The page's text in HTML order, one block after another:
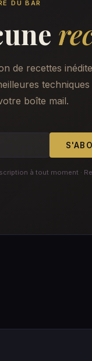
DU BAR
de recettes
techniques
boîte mail.
à tout moment ·